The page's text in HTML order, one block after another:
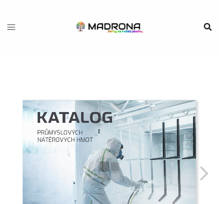
obsah